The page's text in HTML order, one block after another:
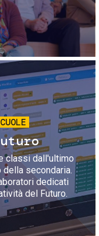
classi dall'ultimo
della secondaria.
dedicati
del Futuro.